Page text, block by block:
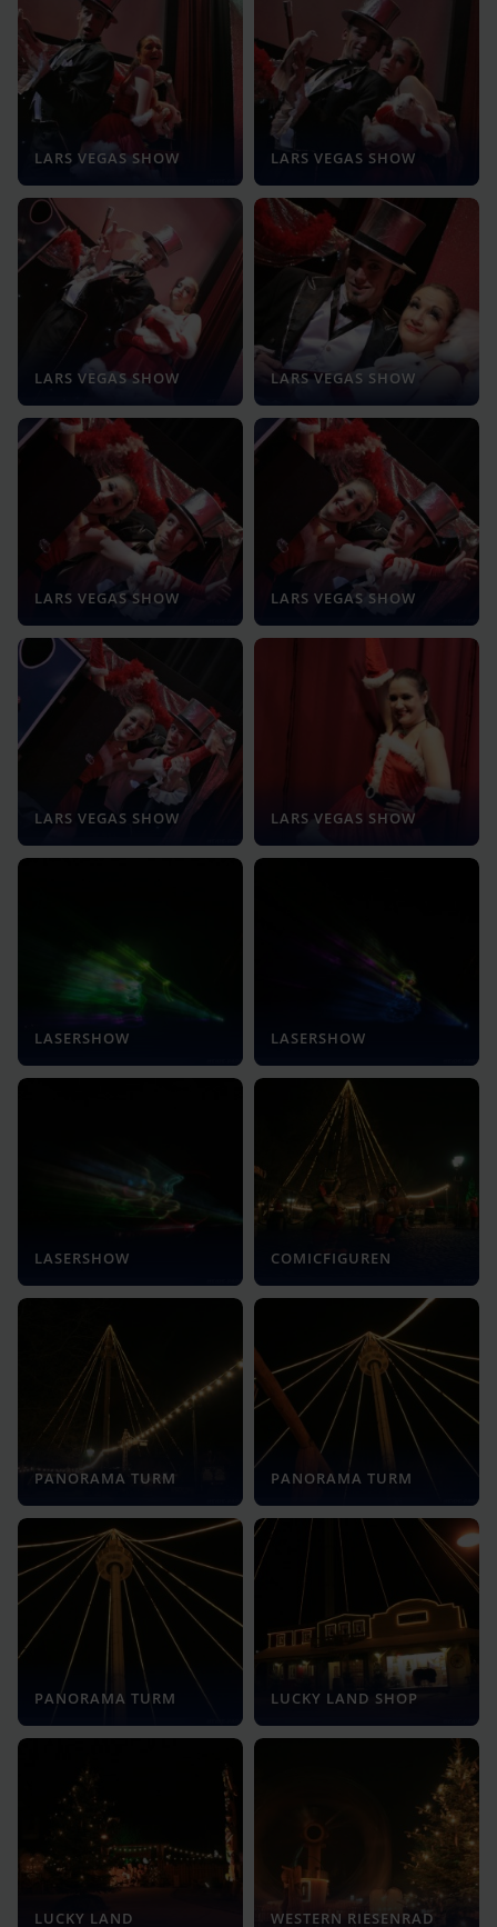
LARS VEGAS SHOW LARS VEGAS SHOW
LARS VEGAS SHOW LARS VEGAS SHOW
LARS VEGAS SHOW LARS VEGAS SHOW
LARS VEGAS SHOW LARS VEGAS SHOW
LASERSHOW LASERSHOW
LASERSHOW COMICFIGUREN
PANORAMA TURM PANORAMA TURM
PANORAMA TURM LUCKY LAND SHOP
LUCKY LAND WESTERN RIESENRAD